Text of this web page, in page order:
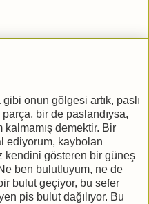
onun gölgesi artık, paslı
bir de paslandıysa,
demektir. Bir
ediyorum, kaybolan
kendini gösteren bir güneş
ben bulutluyum, ne de
bulut geçiyor, bu sefer
pis bulut dağılıyor. Bu